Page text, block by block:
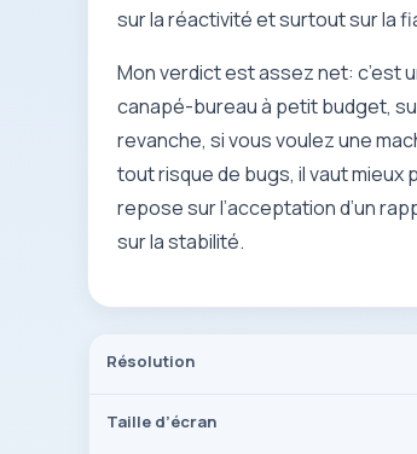
sur la réactivité et surtout sur la
Mon verdict est assez net: c’est
canapé-bureau à petit budget,
revanche, si vous voulez une
tout risque de bugs, il vaut
repose sur l’acceptation d’un
sur la stabilité.
Résolution
Taille d’écran